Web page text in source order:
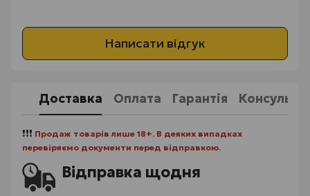
Написати відгук
Доставка Оплата Гарантія
❗❗❗ Продаж товарів лише 18+. В деяких випадках
перевіряємо документи перед відправкою.
Відправка щодня